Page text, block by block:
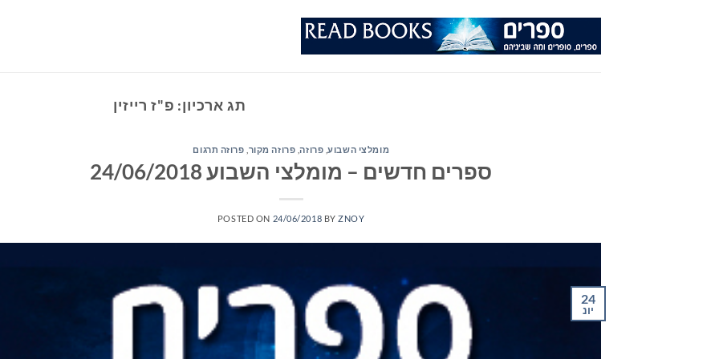
תג ארכיון: פ"ז רייזין
מומלצי השבוע, פרוזה, פרוזה מקור פרוזה תרגום
ספרים חדשים – מומלצי השבוע 24/06/2018
POSTED ON 24/06/2018 BYZNOY
24
יונ